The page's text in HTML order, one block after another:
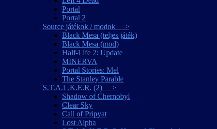
Portal
Portal 2
Source játékok / modok >
Black Mesa (teljes játék)
Black Mesa (mod)
Half-Life 2: Update
MINERVA
Portal Stories: Mel
The Stanley Parable
S.T.A.L.K.E.R. (2) >
Shadow of Chernobyl
Clear Sky
Call of Pripyat
Lost Alpha